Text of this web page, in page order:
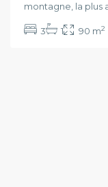
montagne, la plus
3 1 90 m2